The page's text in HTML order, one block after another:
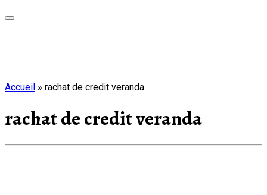
Accueil » rachat de credit veranda
rachat de credit veranda